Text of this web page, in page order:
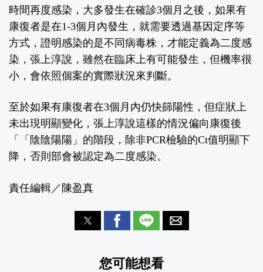
時間再度感染，大多發生在確診3個月之後，如果有
康復者是在1-3個月內發生，就需要透過基因定序等
方式，證明感染的是不同病毒株，才能定義為二度感
染，張上淳說，雖然在臨床上有可能發生，但機率很
小，會依照個案的實際狀況來判斷。
至於如果有康復者在3個月內仍快篩陽性，但症狀上
未出現明顯變化，張上淳說這樣的情況偏向康復後
「「陰陰陽陽」的階段，除非PCR檢驗的Ct值明顯下
降，否則部會被認定為二度感染。
責任編輯／陳盈真
您可能想看